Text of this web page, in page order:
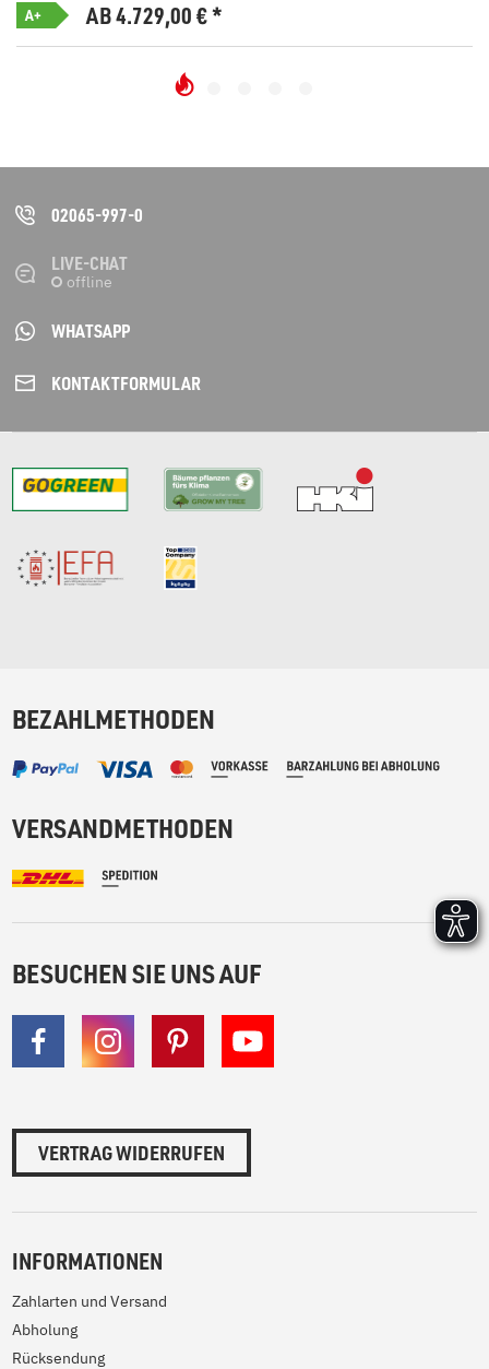
A+ AB 4.729,00€*
02065-997-0
LIVE-CHAT
WHATSAPP
KONTAKT­FORMULAR
BEZAHLMETHODEN
VERSANDMETHODEN
BESUCHEN SIE UNS AUF
VERTRAG WIDERRUFEN
INFORMATIONEN
Zahlarten und Versand
Abholung
Rücksendung